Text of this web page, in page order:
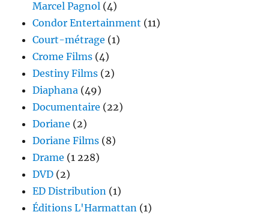
Marcel Pagnol (4)
Condor Entertainment (11)
Court-métrage (1)
Crome Films (4)
Destiny Films (2)
Diaphana (49)
Documentaire (22)
Doriane (2)
Doriane Films (8)
Drame (1 228)
DVD (2)
ED Distribution (1)
Éditions L'Harmattan (1)